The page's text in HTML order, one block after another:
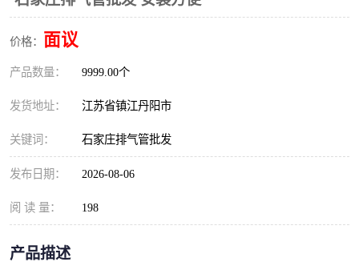
价格： 面议
产品数量： 9999.00个
发货地址： 江苏省镇江丹阳市
关键词： 石家庄排气管批发
发布日期： 2026-08-06
阅 读 量： 198
产品描述